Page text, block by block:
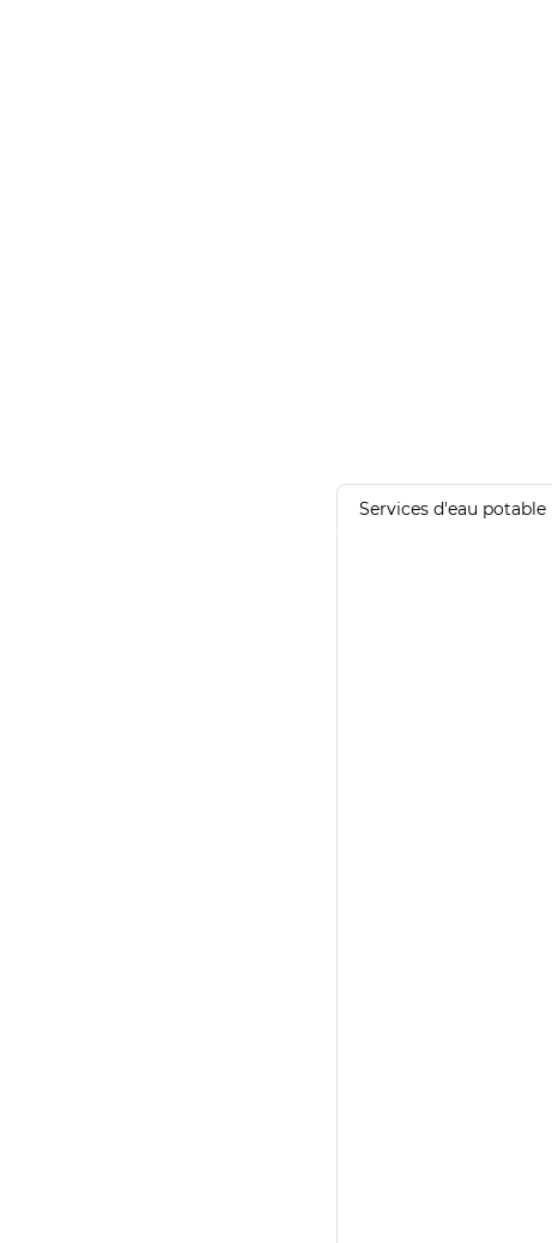
Services d'eau potable